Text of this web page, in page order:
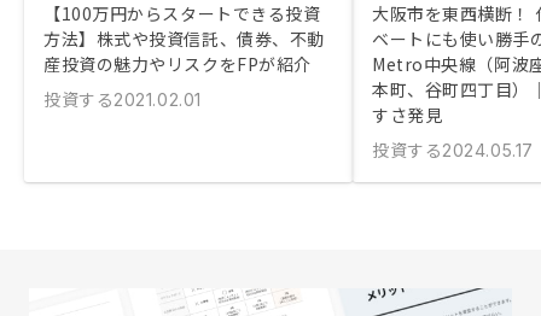
【100万円からスタートできる投資
方法】株式や投資信託、債券、不動
産投資の魅力やリスクをFPが紹介
投資する2021.02.01
大阪市を東西横断！
ベートにも使い勝手
Metro中央線（阿波
本町、谷町四丁目）
すさ発見
投資する2024.05.17